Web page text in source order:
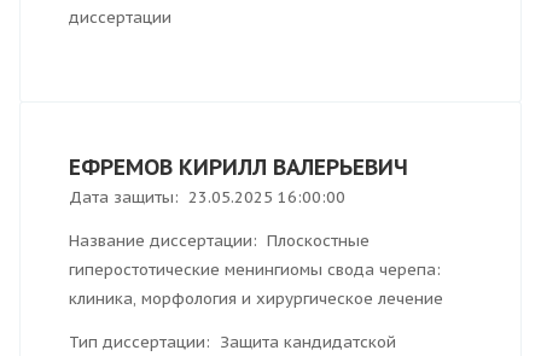
диссертации
ЕФРЕМОВ КИРИЛЛ ВАЛЕРЬЕВИЧ
Дата защиты: 23.05.2025 16:00:00
Название диссертации: Плоскостные
гиперостотические менингиомы свода черепа:
клиника, морфология и хирургическое лечение
Тип диссертации: Защита кандидатской